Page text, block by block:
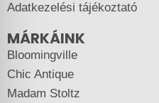
Adatkezelési tájékoztató
MÁRKÁINK
Bloomingville
Chic Antique
Madam Stoltz